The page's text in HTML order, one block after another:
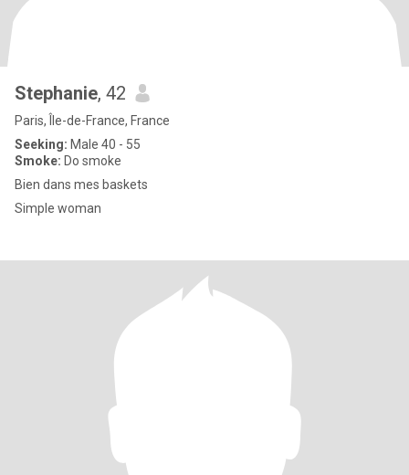
Stephanie, 42
Paris, Île-de-France, France
Seeking: Male 40 - 55
Smoke: Do smoke
Bien dans mes baskets
Simple woman